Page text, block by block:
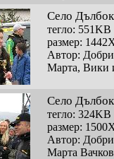
Село
тегло: 551KB
размер:
Автор:
Марта, Вики
Село
тегло: 324KB
размер:
Автор:
Марта